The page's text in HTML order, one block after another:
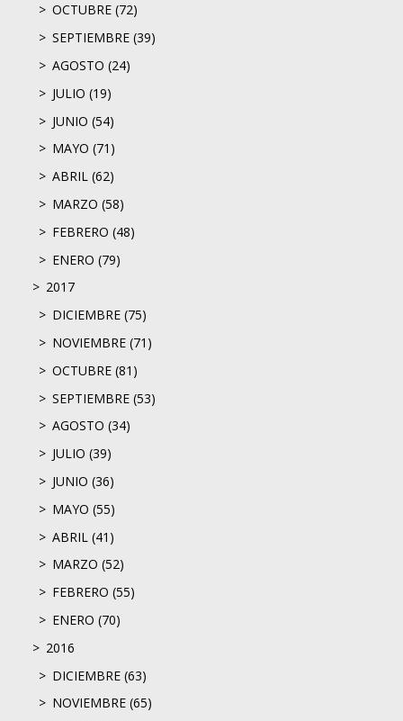
OCTUBRE (72)
SEPTIEMBRE (39)
AGOSTO (24)
JULIO (19)
JUNIO (54)
MAYO (71)
ABRIL (62)
MARZO (58)
FEBRERO (48)
ENERO (79)
2017
DICIEMBRE (75)
NOVIEMBRE (71)
OCTUBRE (81)
SEPTIEMBRE (53)
AGOSTO (34)
JULIO (39)
JUNIO (36)
MAYO (55)
ABRIL (41)
MARZO (52)
FEBRERO (55)
ENERO (70)
2016
DICIEMBRE (63)
NOVIEMBRE (65)